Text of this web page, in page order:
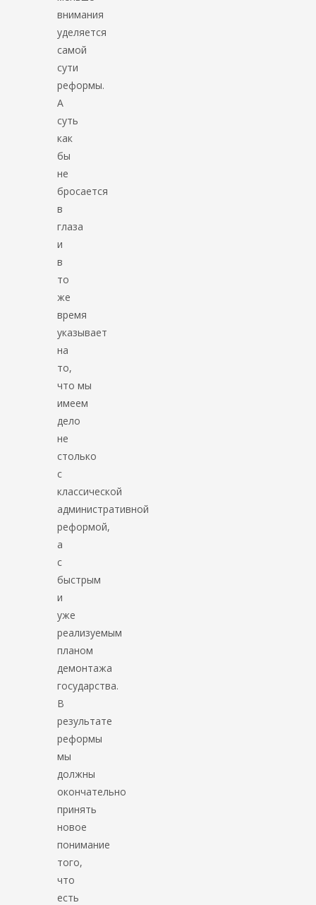
внимания
уделяется
самой
сути
реформы.
А
суть
как
бы
не
бросается
в
глаза
и
в
то
же
время
указывает
на
то,
что мы
имеем
дело
не
столько
с
классической
административной
реформой,
а
с
быстрым
и
уже
реализуемым
планом
демонтажа
государства.
В
результате
реформы
мы
должны
окончательно
принять
новое
понимание
того,
что
есть